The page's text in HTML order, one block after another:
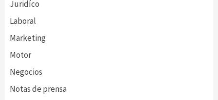
Juridíco
Laboral
Marketing
Motor
Negocios
Notas de prensa